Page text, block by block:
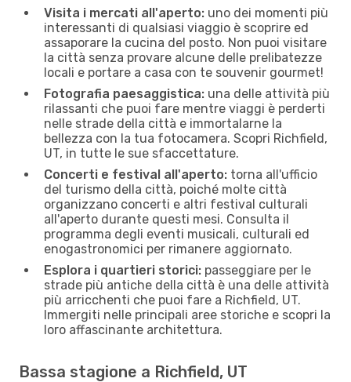
Visita i mercati all'aperto: uno dei momenti più
interessanti di qualsiasi viaggio è scoprire ed
assaporare la cucina del posto. Non puoi visitare
la città senza provare alcune delle prelibatezze
locali e portare a casa con te souvenir gourmet!
Fotografia paesaggistica: una delle attività più
rilassanti che puoi fare mentre viaggi è perderti
nelle strade della città e immortalarne la
bellezza con la tua fotocamera. Scopri Richfield,
UT, in tutte le sue sfaccettature.
Concerti e festival all'aperto: torna all'ufficio
del turismo della città, poiché molte città
organizzano concerti e altri festival culturali
all'aperto durante questi mesi. Consulta il
programma degli eventi musicali, culturali ed
enogastronomici per rimanere aggiornato.
Esplora i quartieri storici: passeggiare per le
strade più antiche della città è una delle attività
più arricchenti che puoi fare a Richfield, UT.
Immergiti nelle principali aree storiche e scopri la
loro affascinante architettura.
Bassa stagione a Richfield, UT